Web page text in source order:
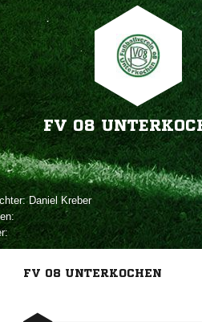
FV 08
 
FV 08 UNTERKOCHEN